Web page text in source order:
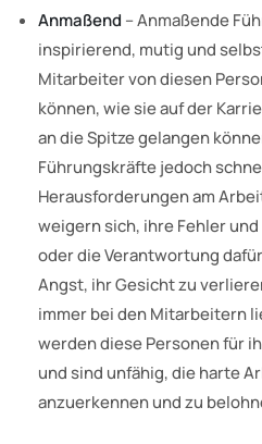
Anmaßend – Anmaßende
inspirierend, mutig und
Mitarbeiter von diesen
können, wie sie auf der
an die Spitze gelangen
Führungskräfte jedoch
Herausforderungen am
weigern sich, ihre Fehler
oder die Verantwortung
Angst, ihr Gesicht zu
immer bei den Mitarbeitern
werden diese Personen für
und sind unfähig, die harte
anzuerkennen und zu